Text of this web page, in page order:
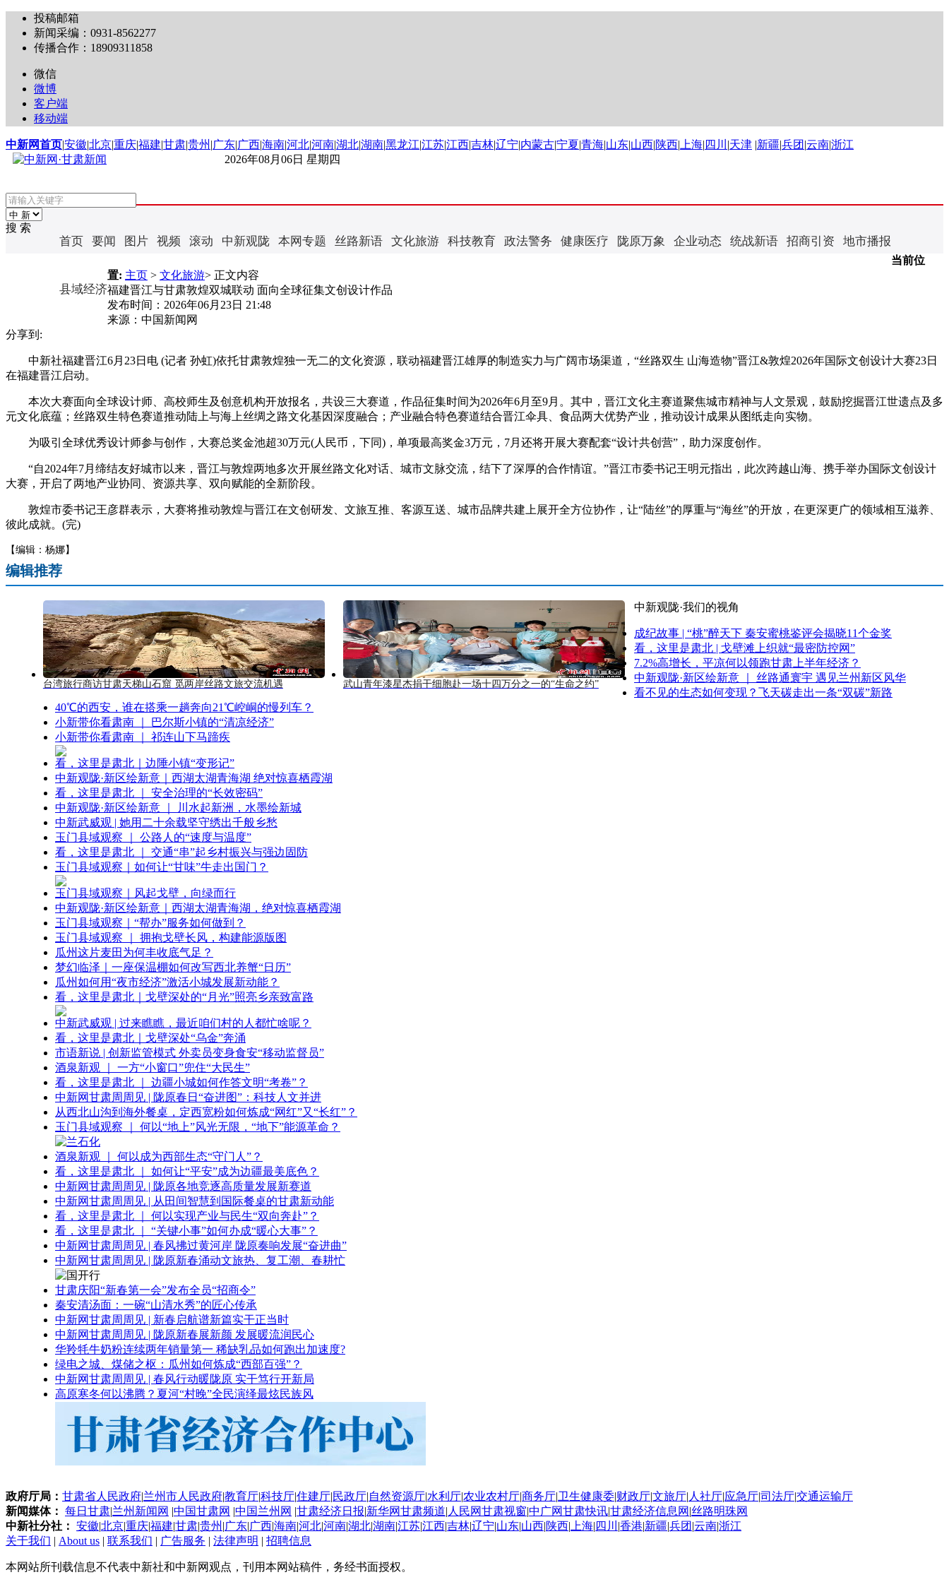
投稿邮箱
新闻采编：0931-8562277
传播合作：18909311858
微信
微博
客户端
移动端
中新网首页|安徽|北京|重庆|福建|甘肃|贵州 |广东|广西|海南|河北|河南|湖北|湖南|黑龙江|江苏|江西|吉林|辽宁|内蒙古|宁夏|青海|山东|山西|陕西| 上海| 四川 |天津 |新疆|兵团 |云南|浙江
2026年08月06日 星期四
搜 索
首页 要闻 图片 视频 滚动 中新观陇 本网专题 丝路新语 文化旅游 科技教育 政法警务 健康医疗 陇原万象 企业动态 统战新语 招商引资 地市播报
县域经济
当前位
置: 主页 > 文化旅游> 正文内容
福建晋江与甘肃敦煌双城联动 面向全球征集文创设计作品
发布时间： 2026年06月23日 21:48
来源： 中国新闻网
分享到:
中新社福建晋江6月23日电 (记者 孙虹)依托甘肃敦煌独一无二的文化资源，联动福建晋江雄厚的制造实力与广阔市场渠道，“丝路双生 山海造物”晋江&敦煌2026年国际文创设计大赛23日
在福建晋江启动。
本次大赛面向全球设计师、高校师生及创意机构开放报名，共设三大赛道，作品征集时间为2026年6月至9月。其中，晋江文化主赛道聚焦城市精神与人文景观，鼓励挖掘晋江世遗点及多
元文化底蕴；丝路双生特色赛道推动陆上与海上丝绸之路文化基因深度融合；产业融合特色赛道结合晋江伞具、食品两大优势产业，推动设计成果从图纸走向实物。
为吸引全球优秀设计师参与创作，大赛总奖金池超30万元(人民币，下同)，单项最高奖金3万元，7月还将开展大赛配套“设计共创营”，助力深度创作。
“自2024年7月缔结友好城市以来，晋江与敦煌两地多次开展丝路文化对话、城市文脉交流，结下了深厚的合作情谊。”晋江市委书记王明元指出，此次跨越山海、携手举办国际文创设计
大赛，开启了两地产业协同、资源共享、双向赋能的全新阶段。
敦煌市委书记王彦群表示，大赛将推动敦煌与晋江在文创研发、文旅互推、客源互送、城市品牌共建上展开全方位协作，让“陆丝”的厚重与“海丝”的开放，在更深更广的领域相互滋养、
彼此成就。(完)
【编辑：杨娜】
编辑推荐
台湾旅行商访甘肃天梯山石窟 觅两岸丝路文旅交流机遇 武山青年漆星杰捐干细胞赴一场十四万分之一的“生命之约”
中新观陇·我们的视角
成纪故事 | “桃”醉天下 秦安蜜桃鉴评会揭晓11个金奖
看，这里是肃北 | 戈壁滩上织就“最密防控网”
7.2%高增长，平凉何以领跑甘肃上半年经济？
中新观陇·新区绘新意 ｜ 丝路通寰宇 遇见兰州新区风华
看不见的生态如何变现？飞天碳走出一条“双碳”新路
40℃的西安，谁在搭乘一趟奔向21℃崆峒的慢列车？
小新带你看肃南 ｜ 巴尔斯小镇的“清凉经济”
小新带你看肃南 ｜ 祁连山下马蹄疾
看，这里是肃北｜边陲小镇“变形记”
中新观陇·新区绘新意｜西湖太湖青海湖 绝对惊喜栖霞湖
看，这里是肃北 ｜ 安全治理的“长效密码”
中新观陇·新区绘新意 ｜ 川水起新洲，水墨绘新城
中新武威观 | 她用二十余载坚守绣出千般乡愁
玉门县域观察 ｜ 公路人的“速度与温度”
看，这里是肃北 ｜ 交通“串”起乡村振兴与强边固防
玉门县域观察｜如何让“甘味”牛走出国门？
玉门县域观察｜风起戈壁，向绿而行
中新观陇·新区绘新意｜西湖太湖青海湖，绝对惊喜栖霞湖
玉门县域观察｜“帮办”服务如何做到？
玉门县域观察 ｜ 拥抱戈壁长风，构建能源版图
瓜州这片麦田为何丰收底气足？
梦幻临泽｜一座保温棚如何改写西北养蟹“日历”
瓜州如何用“夜市经济”激活小城发展新动能？
看，这里是肃北｜戈壁深处的“月光”照亮乡亲致富路
中新武威观 | 过来瞧瞧，最近咱们村的人都忙啥呢？
看，这里是肃北｜戈壁深处“乌金”奔涌
市语新说 | 创新监管模式 外卖员变身食安“移动监督员”
酒泉新观 ｜ 一方“小窗口”兜住“大民生”
看，这里是肃北 ｜ 边疆小城如何作答文明“考卷”？
中新网甘肃周周见 | 陇原春日“奋进图”：科技人文并进
从西北山沟到海外餐桌，定西宽粉如何炼成“网红”又“长红”？
玉门县域观察 ｜ 何以“地上”风光无限，“地下”能源革命？
酒泉新观 ｜ 何以成为西部生态“守门人”？
看，这里是肃北 ｜ 如何让“平安”成为边疆最美底色？
中新网甘肃周周见 | 陇原各地竞逐高质量发展新赛道
中新网甘肃周周见 | 从田间智慧到国际餐桌的甘肃新动能
看，这里是肃北 ｜ 何以实现产业与民生“双向奔赴”？
看，这里是肃北 ｜ “关键小事”如何办成“暖心大事”？
中新网甘肃周周见 | 春风拂过黄河岸 陇原奏响发展“奋进曲”
中新网甘肃周周见 | 陇原新春涌动文旅热、复工潮、春耕忙
甘肃庆阳“新春第一会”发布全员“招商令”
秦安清汤面：一碗“山清水秀”的匠心传承
中新网甘肃周周见 | 新春启航谱新篇实干正当时
中新网甘肃周周见 | 陇原新春展新颜 发展暖流润民心
华羚牦牛奶粉连续两年销量第一 稀缺乳品如何跑出加速度?
绿电之城、煤储之枢：瓜州如何炼成“西部百强”？
中新网甘肃周周见 | 春风行动暖陇原 实干笃行开新局
高原寒冬何以沸腾？夏河“村晚”全民演绎最炫民族风
政府厅局： 甘肃省人民政府|兰州市人民政府|教育厅|科技厅|住建厅|民政厅|自然资源厅|水利厅|农业农村厅|商务厅|卫生健康委|财政厅|文旅厅| 人社厅|应急厅|司法厅|交通运输厅
新闻媒体： 每日甘肃|兰州新闻网 |中国甘肃网 |中国兰州网 |甘肃经济日报|新华网甘肃频道| 人民网甘肃视窗|中广网甘肃快讯|甘肃经济信息网 |丝路明珠网
中新社分社： 安徽|北京|重庆|福建|甘肃|贵州 |广东|广西|海南|河北|河南|湖北|湖南|江苏|江西|吉林|辽宁|山东|山西|陕西| 上海| 四川 |香港|新疆|兵团 |云南|浙江
关于我们 | About us | 联系我们 | 广告服务 | 法律声明 | 招聘信息
本网站所刊载信息不代表中新社和中新网观点，刊用本网站稿件，务经书面授权。